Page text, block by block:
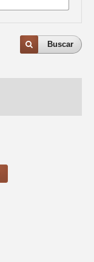
Buscar